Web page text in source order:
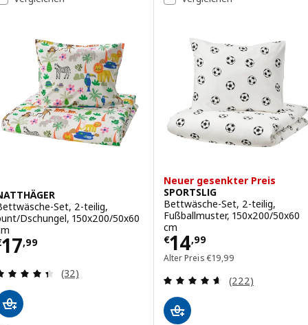
Set, 2-teilig,
Dschungel, 150x200/50x60
17,99€ 17,99
Überprüfung: 4.4 aus 5 sterne. Bewertungen
(32)
Neuer gesenkter Preis
SPORTSLIG
Bettwäsche-Set, 2-teilig,
Fußballmuster, 150x200/50x60
cm
€14,99
Preis € 14,99
Alter Preis€19,99
Alter Preis € 19,99
Überprüfung:
(222)